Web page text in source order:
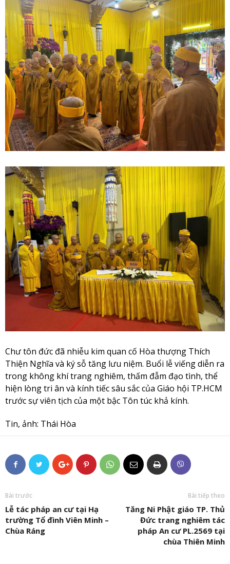
Chư tôn đức đã nhiễu kim quan cố Hòa thượng Thích
Thiện Nghĩa và ký sỗ tăng lưu niệm. Buổi lễ viếng diễn ra
trong không khí trang nghiêm, thấm đẫm đạo tình, thể
hiện lòng tri ân và kính tiếc sâu sắc của Giáo hội TP.HCM
trước sự viên tịch của một bậc Tôn túc khả kính.
Tin, ảnh: Thái Hòa
Bài trước
Lễ tác pháp an cư tại Hạ
trường Tổ đình Viên Minh –
Chùa Ráng
Bài tiếp theo
Tăng Ni Phật giáo TP. Thủ
Đức trang nghiêm tác
pháp An cư PL.2569 tại
chùa Thiên Minh